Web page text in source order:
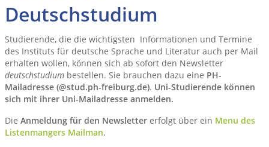
Deutschstudium
Studierende, die die wichtigsten Informationen und Termine
des Instituts für deutsche Sprache und Literatur auch per Mail
erhalten wollen, können sich ab sofort den Newsletter
deutschstudium bestellen. Sie brauchen dazu eine PH-
Mailadresse (@stud.ph-freiburg.de). Uni-Studierende können
sich mit ihrer Uni-Mailadresse anmelden.
Die Anmeldung für den Newsletter erfolgt über ein Menu des
Listenmangers Mailman.